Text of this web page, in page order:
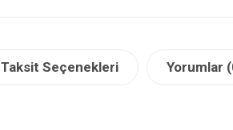
Taksit Seçenekleri Yorumlar